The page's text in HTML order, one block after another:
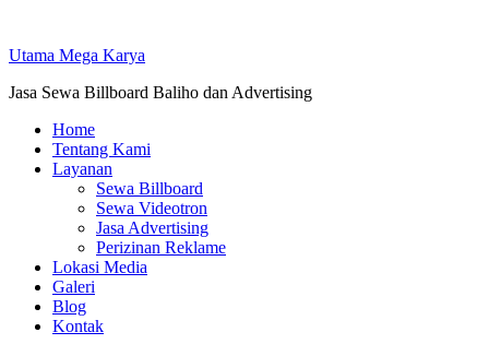
content
Utama Mega Karya
Jasa Sewa Billboard Baliho dan Advertising
Home
Tentang Kami
Layanan
Sewa Billboard
Sewa Videotron
Jasa Advertising
Perizinan Reklame
Lokasi Media
Galeri
Blog
Kontak